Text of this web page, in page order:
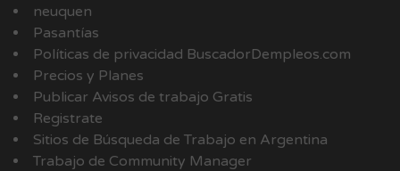
neuquen
Pasantías
Políticas de privacidad BuscadorDempleos.com
Precios y Planes
Publicar Avisos de trabajo Gratis
Registrate
Sitios de Búsqueda de Trabajo en Argentina
Trabajo de Community Manager